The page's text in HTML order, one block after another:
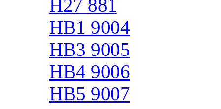
H27 881
HB1 9004
HB3 9005
HB4 9006
HB5 9007